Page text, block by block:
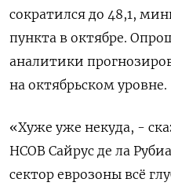
сократился до 48,1,
пункта в октябре.
аналитики
на октябрьском уровне.
«Хуже уже некуда, -
HCOB Сайрус де ла
сектор еврозоны всё